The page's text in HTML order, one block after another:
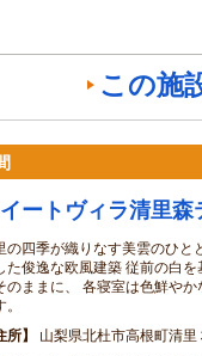
この施
ートヴィラ清里森
の四季が織りなす美雲のひと
た俊逸な欧風建築 従前の白
のままに、 各寝室は色鮮や
所
山梨県北杜市高根町清